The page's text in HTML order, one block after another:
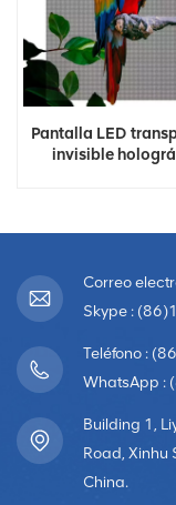
Pantalla LED
invisible
Correo
Skype :
Teléfono :
WhatsApp :
Building 1,
Road, Xinhu
China.